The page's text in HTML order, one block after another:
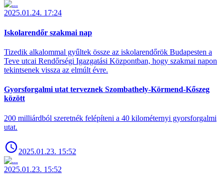
2025.01.24. 17:24
Iskolarendőr szakmai nap
Tizedik alkalommal gyűltek össze az iskolarendőrök Budapesten a
Teve utcai Rendőrségi Igazgatási Központban, hogy szakmai napon
tekintsenek vissza az elmúlt évre.
Gyorsforgalmi utat terveznek Szombathely-Körmend-Kőszeg
között
200 milliárdból szeretnék felépíteni a 40 kilométernyi gyorsforgalmi
utat.
2025.01.23. 15:52
2025.01.23. 15:52